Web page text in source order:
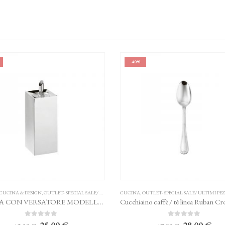
,OUTLET- SPECIAL SALE/ ULTIMI PEZZI
OLIERA CON VERSATORE MODELLO SKY SAMBONET
CUCINA ,OUTLET- SPECIAL SALE/ ULTIMI PEZZI,POSATE
Cucchiaino caffè / tè linea Ruban Croisé SAMBONET